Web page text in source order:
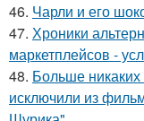
46. Чарли и его
47. Хроники
маркетплейсов -
48. Больше никаких
исключили из